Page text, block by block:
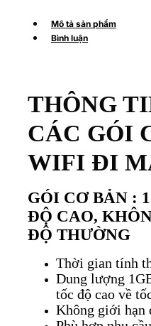
Mô tả sản phẩm
Bình luận
THÔNG
CÁC GÓI
WIFI ĐI
GÓI CƠ BẢN :
ĐỘ CAO,
ĐỘ THƯỜNG
Thời gian tính
Dung lượng
tốc độ cao về
Không giới hạn